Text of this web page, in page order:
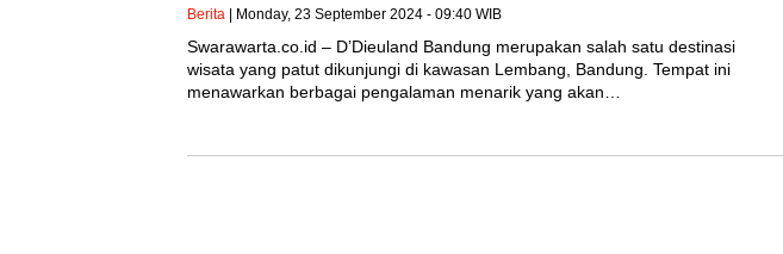
Berita | Monday, 23 September 2024 - 09:40 WIB
Swarawarta.co.id – D’Dieuland Bandung merupakan salah satu destinasi
wisata yang patut dikunjungi di kawasan Lembang, Bandung. Tempat ini
menawarkan berbagai pengalaman menarik yang akan…